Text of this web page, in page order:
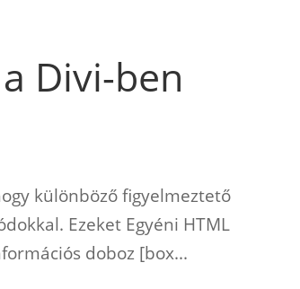
Divi-ben
különböző figyelmeztető
Ezeket Egyéni HTML
doboz [box...